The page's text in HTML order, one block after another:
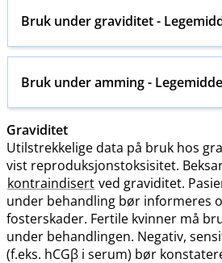
Bruk under graviditet -
Bruk under amming -
Graviditet
Utilstrekkelige data på bruk hos
vist reproduksjonstoksisitet.
kontraindisert ved graviditet.
under behandling bør informeres
fosterskader. Fertile kvinner må
under behandlingen. Negativ,
(f.eks. hCGβ i serum) bør